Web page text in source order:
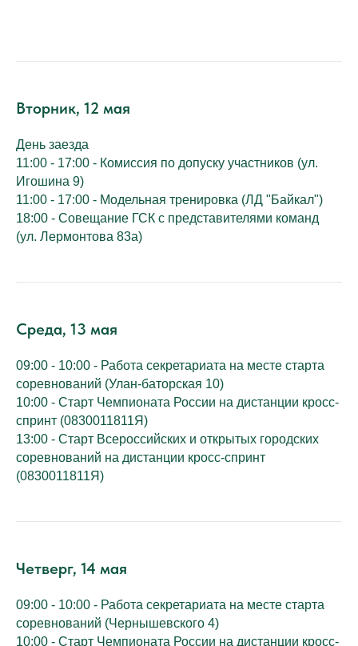
Вторник, 12 мая
День заезда
11:00 - 17:00 - Комиссия по допуску участников (ул.
Игошина 9)
11:00 - 17:00 - Модельная тренировка (ЛД "Байкал")
18:00 - Совещание ГСК с представителями команд
(ул. Лермонтова 83а)
Среда, 13 мая
09:00 - 10:00 - Работа секретариата на месте старта
соревнований (Улан-баторская 10)
10:00 - Старт Чемпионата России на дистанции кросс-
спринт (0830011811Я)
13:00 - Старт Всероссийских и открытых городских
соревнований на дистанции кросс-спринт
(0830011811Я)
Четверг, 14 мая
09:00 - 10:00 - Работа секретариата на месте старта
соревнований (Чернышевского 4)
10:00 - Старт Чемпионата России на дистанции кросс-